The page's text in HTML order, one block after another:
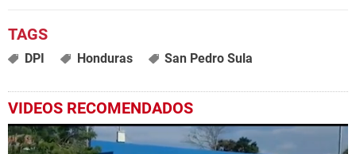
DPI Honduras San Pedro Sula
VIDEOS RECOMENDADOS